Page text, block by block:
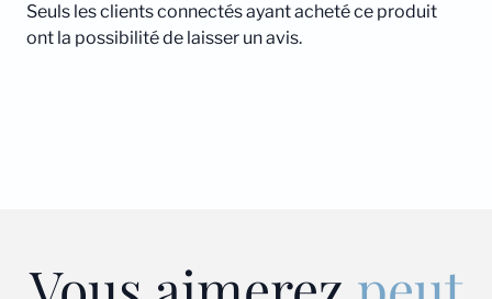
Seuls les clients connectés ayant acheté ce produit
ont la possibilité de laisser un avis.